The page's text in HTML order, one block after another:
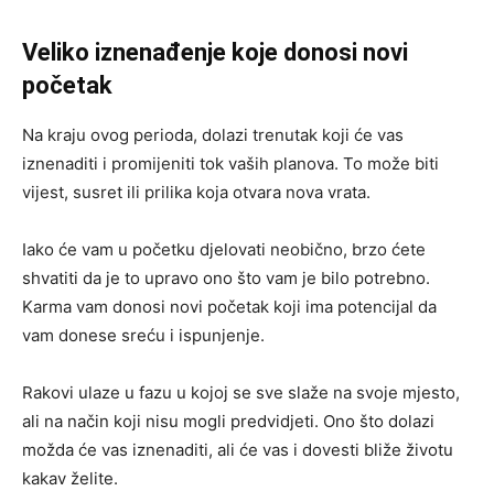
Veliko iznenađenje koje donosi novi
početak
Na kraju ovog perioda, dolazi trenutak koji će vas
iznenaditi i promijeniti tok vaših planova. To može biti
vijest, susret ili prilika koja otvara nova vrata.
Iako će vam u početku djelovati neobično, brzo ćete
shvatiti da je to upravo ono što vam je bilo potrebno.
Karma vam donosi novi početak koji ima potencijal da
vam donese sreću i ispunjenje.
Rakovi ulaze u fazu u kojoj se sve slaže na svoje mjesto,
ali na način koji nisu mogli predvidjeti. Ono što dolazi
možda će vas iznenaditi, ali će vas i dovesti bliže životu
kakav želite.